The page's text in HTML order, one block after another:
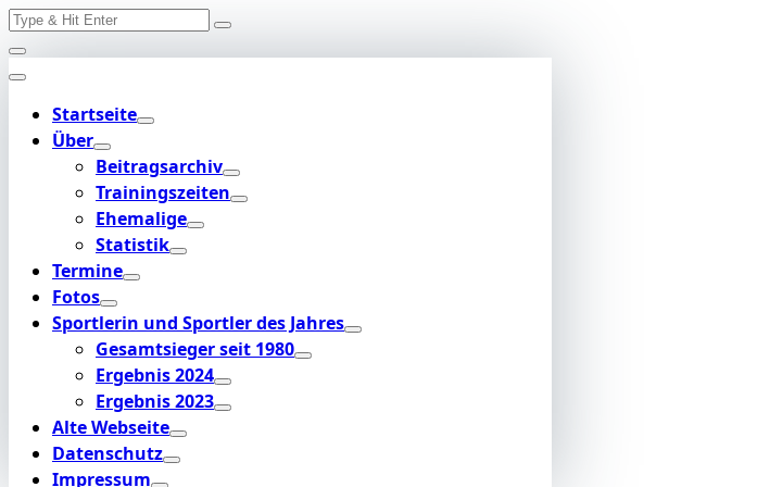
Skip
to
content
Search
Startseite
Über
Beitragsarchiv
Trainingszeiten
Ehemalige
Statistik
Termine
Fotos
Sportlerin und Sportler des Jahres
Gesamtsieger seit 1980
Ergebnis 2024
Ergebnis 2023
Alte Webseite
Datenschutz
Impressum